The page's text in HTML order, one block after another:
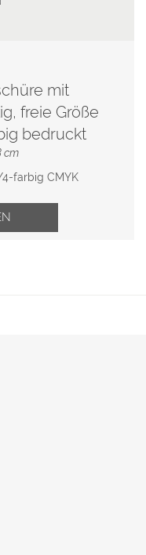
mit
freie Größe
bedruckt
cm
farbig CMYK